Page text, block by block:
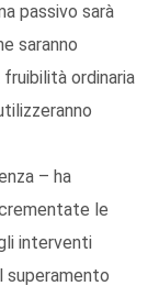
passivo sarà
saranno
ordinaria
– ha
le
interventi
superamento